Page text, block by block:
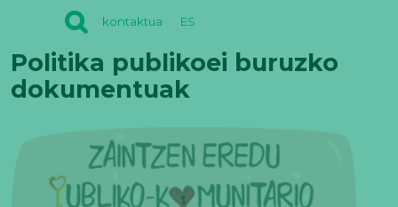
kontaktua ES
Politika publikoei buruzko
dokumentuak